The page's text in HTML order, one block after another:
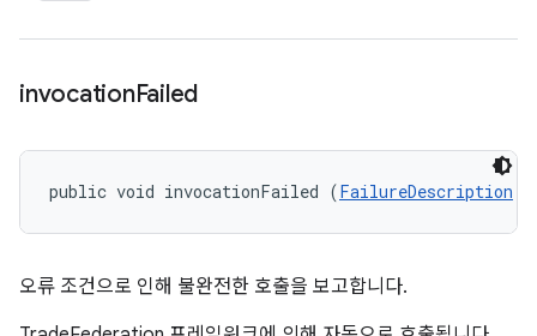
invocationFailed
public void invocationFailed (FailureDescription
오류 조건으로 인해 불완전한 호출을 보고합니다.